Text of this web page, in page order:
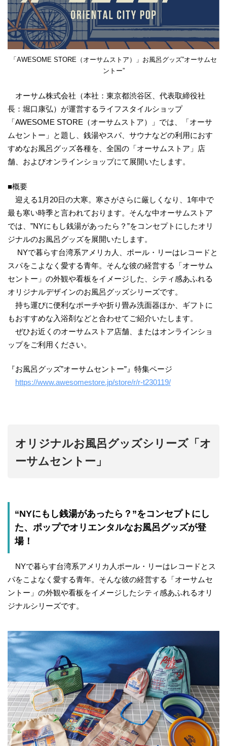
「AWESOME STORE（オーサムストア）」お風呂グッズ”オーサムセ
ントー”
オーサム株式会社（本社：東京都渋谷区、代表取締役社
長：堀口康弘）が運営するライフスタイルショップ
「AWESOME STORE（オーサムストア）」では、「オーサ
ムセントー」と題し、銭湯やスパ、サウナなどの利用におす
すめなお風呂グッズ各種を、全国の「オーサムストア」店
舗、およびオンラインショップにて展開いたします。
■概要
迎える1月20日の大寒。寒さがさらに厳しくなり、1年中で
最も寒い時季と言われております。そんな中オーサムストア
では、”NYにもし銭湯があったら？”をコンセプトにしたオリ
ジナルのお風呂グッズを展開いたします。
NYで暮らす台湾系アメリカ人、ポール・リーはレコードと
スパをこよなく愛する青年。そんな彼の経営する「オーサム
セントー」の外観や看板をイメージした、シティ感あふれる
オリジナルデザインのお風呂グッズシリーズです。
持ち運びに便利なポーチや折り畳み洗面器ほか、ギフトに
もおすすめな入浴剤などと合わせてご紹介いたします。
ぜひお近くのオーサムストア店舗、またはオンラインショ
ップをご利用ください。
『お風呂グッズ”オーサムセントー”』特集ページ
https://www.awesomestore.jp/store/r/r-t230119/
オリジナルお風呂グッズシリーズ「オ
ーサムセントー」
“NYにもし銭湯があったら？”をコンセプトにし
た、ポップでオリエンタルなお風呂グッズが登
場！
NYで暮らす台湾系アメリカ人ポール・リーはレコードとス
パをこよなく愛する青年。そんな彼の経営する「オーサムセ
ントー」の外観や看板をイメージしたシティ感あふれるオリ
ジナルシリーズです。